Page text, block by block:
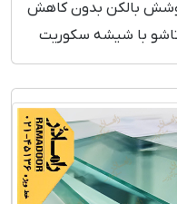
بالکن بدون کاهش
با شیشه سکوریت
رایگان